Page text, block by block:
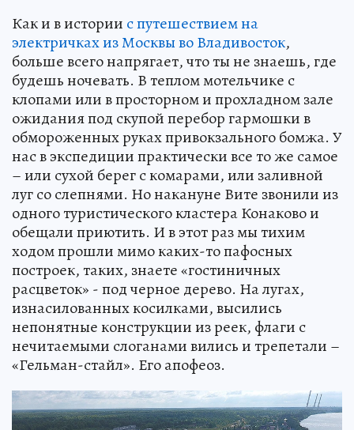
Как и в истории с путешествием на
электричках из Москвы во Владивосток,
больше всего напрягает, что ты не знаешь, где
будешь ночевать. В теплом мотельчике с
клопами или в просторном и прохладном зале
ожидания под скупой перебор гармошки в
обмороженных руках привокзального бомжа. У
нас в экспедиции практически все то же самое
– или сухой берег с комарами, или заливной
луг со слепнями. Но накануне Вите звонили из
одного туристического кластера Конаково и
обещали приютить. И в этот раз мы тихим
ходом прошли мимо каких-то пафосных
построек, таких, знаете «гостиничных
расцветок» - под черное дерево. На лугах,
изнасилованных косилками, высились
непонятные конструкции из реек, флаги с
нечитаемыми слоганами вились и трепетали –
«Гельман-стайл». Его апофеоз.